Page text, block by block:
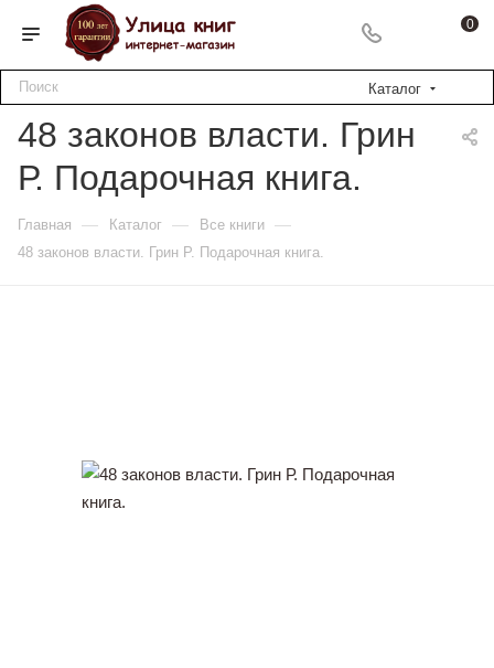
0
48 законов власти. Грин
Р. Подарочная книга.
Главная — Каталог — Все книги —
48 законов власти. Грин Р. Подарочная книга.
Каталог